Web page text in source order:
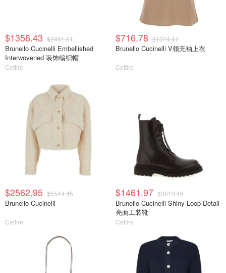
$1356.43 $2451.01
Brunello Cucinelli Embellished
Interwovened 装饰编织帽
Cettire
$716.78 $1374.47
Brunello Cucinelli V领无袖上衣
Cettire
$2562.95 $5544.45
Brunello Cucinelli
Cettire
$1461.97 $3013.46
Brunello Cucinelli Shiny Loop Detail
亮面工装靴
Cettire